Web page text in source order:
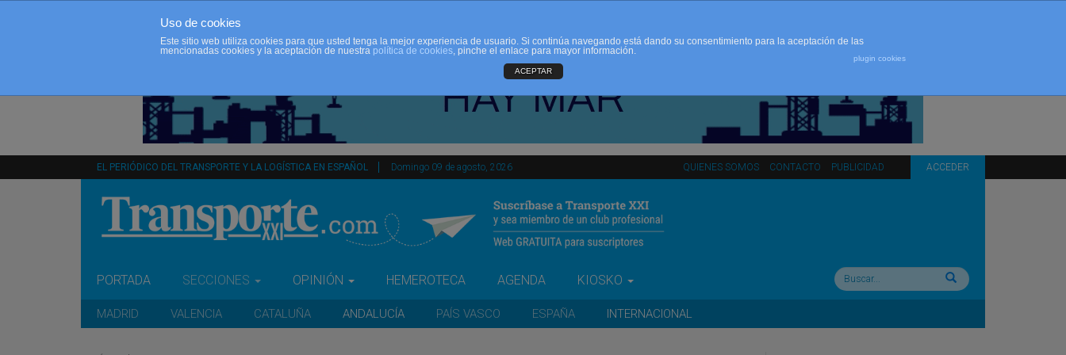
QUIENES SOMOS CONTACTO PUBLICIDAD ACCEDER
EL PERIÓDICO DEL TRANSPORTE Y LA LOGÍSTICA EN ESPAÑOL Domingo 09 de agosto, 2026
PORTADA SECCIONES OPINIÓN HEMEROTECA AGENDA KIOSKO Buscar:
MADRID VALENCIA CATALUÑA ANDALUCÍA PAÍS VASCO ESPAÑA INTERNACIONAL
Uso de cookies
Este sitio web utiliza cookies para que usted tenga la mejor experiencia de usuario. Si continúa navegando está dando su consentimiento para la aceptación de las
mencionadas cookies y la aceptación de nuestra política de cookies, pinche el enlace para mayor información.
plugin cookies
ACEPTAR